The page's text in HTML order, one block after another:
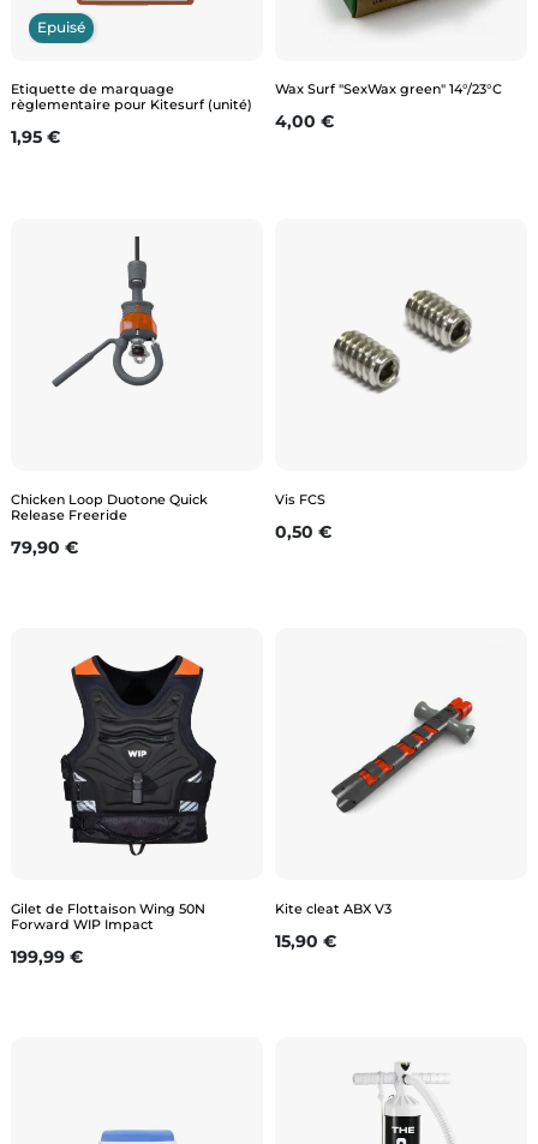
Epuisé
Etiquette de marquage
règlementaire pour Kitesurf (unité)
Prix
1,95 €
Wax Surf "SexWax green" 14°/23°C
Prix
4,00 €
Chicken Loop Duotone Quick
Release Freeride
Prix
79,90 €
Vis FCS
Prix
0,50 €
Gilet de Flottaison Wing 50N
Forward WIP Impact
Prix
199,99 €
Kite cleat ABX V3
Prix
15,90 €